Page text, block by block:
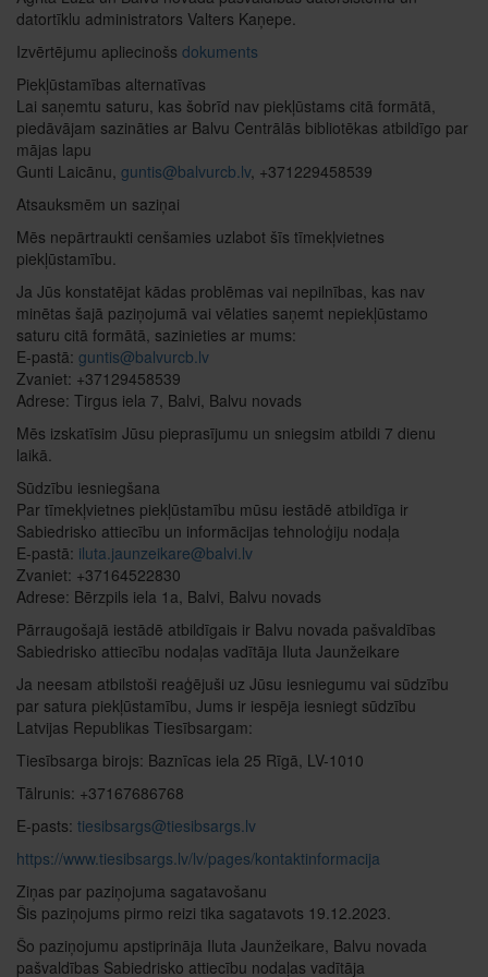
datortīklu administrators Valters Kaņepe.
Izvērtējumu apliecinošs dokuments
Piekļūstamības alternatīvas
Lai saņemtu saturu, kas šobrīd nav piekļūstams citā formātā,
piedāvājam sazināties ar Balvu Centrālās bibliotēkas atbildīgo par
mājas lapu
Gunti Laicānu, guntis@balvurcb.lv, +371229458539
Atsauksmēm un saziņai
Mēs nepārtraukti cenšamies uzlabot šīs tīmekļvietnes
piekļūstamību.
Ja Jūs konstatējat kādas problēmas vai nepilnības, kas nav
minētas šajā paziņojumā vai vēlaties saņemt nepiekļūstamo
saturu citā formātā, sazinieties ar mums:
E-pastā: guntis@balvurcb.lv
Zvaniet: +37129458539
Adrese: Tirgus iela 7, Balvi, Balvu novads
Mēs izskatīsim Jūsu pieprasījumu un sniegsim atbildi 7 dienu
laikā.
Sūdzību iesniegšana
Par tīmekļvietnes piekļūstamību mūsu iestādē atbildīga ir
Sabiedrisko attiecību un informācijas tehnoloģiju nodaļa
E-pastā: iluta.jaunzeikare@balvi.lv
Zvaniet: +37164522830
Adrese: Bērzpils iela 1a, Balvi, Balvu novads
Pārraugošajā iestādē atbildīgais ir Balvu novada pašvaldības
Sabiedrisko attiecību nodaļas vadītāja Iluta Jaunžeikare
Ja neesam atbilstoši reaģējuši uz Jūsu iesniegumu vai sūdzību
par satura piekļūstamību, Jums ir iespēja iesniegt sūdzību
Latvijas Republikas Tiesībsargam:
Tiesībsarga birojs: Baznīcas iela 25 Rīgā, LV-1010
Tālrunis: +37167686768
E-pasts: tiesibsargs@tiesibsargs.lv
https://www.tiesibsargs.lv/lv/pages/kontaktinformacija
Ziņas par paziņojuma sagatavošanu
Šis paziņojums pirmo reizi tika sagatavots 19.12.2023.
Šo paziņojumu apstiprināja Iluta Jaunžeikare, Balvu novada
pašvaldības Sabiedrisko attiecību nodaļas vadītāja